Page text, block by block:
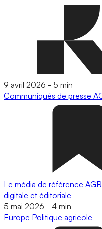
9 avril 2026 - 5 min
Communiqués de presse
Le média de référence
digitale et éditoriale
5 mai 2026 - 4 min
Europe Politique agricole